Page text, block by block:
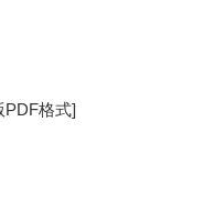
PDF格式]